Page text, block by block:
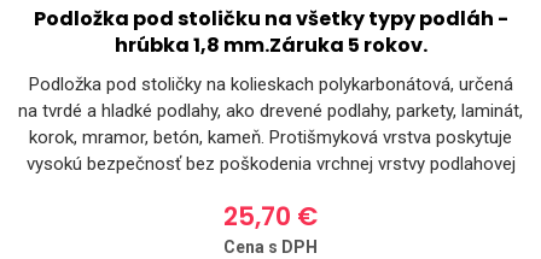
Podložka pod stoličku na všetky typy podláh -
hrúbka 1,8 mm.Záruka 5 rokov.
Podložka pod stoličky na kolieskach polykarbonátová, určená
na tvrdé a hladké podlahy, ako drevené podlahy, parkety, laminát,
korok, mramor, betón, kameň. Protišmyková vrstva poskytuje
vysokú bezpečnosť bez poškodenia vrchnej vrstvy podlahovej
25,70 €
Cena s DPH